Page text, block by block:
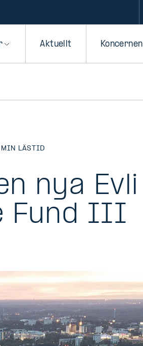
Aktuellt Koncernen
MIN LÄSTID
nya Evli
Fund III